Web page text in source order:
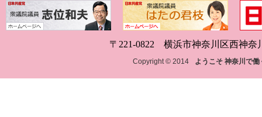
〒221-0822 横浜市神奈川区西神奈
Copyright © 2014 ようこそ 神奈川で